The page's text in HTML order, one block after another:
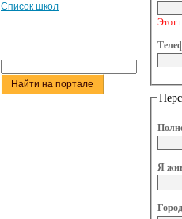
Этот
Я
Список школ